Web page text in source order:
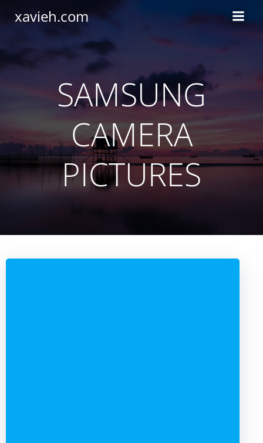
xavieh.com
SAMSUNG
CAMERA
PICTURES